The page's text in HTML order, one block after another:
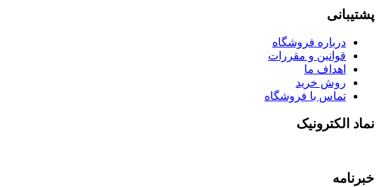
پشتیبانی
درباره فروشگاه
قوانین و مقررات
اهداف ما
روش خرید
تماس با فروشگاه
نماد الکترونیک
خبرنامه